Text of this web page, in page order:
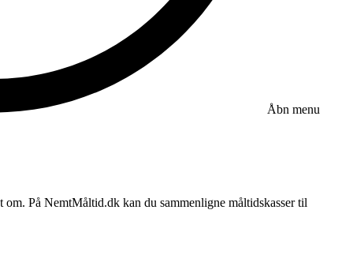
Åbn menu
På NemtMåltid.dk kan du sammenligne måltidskasser til